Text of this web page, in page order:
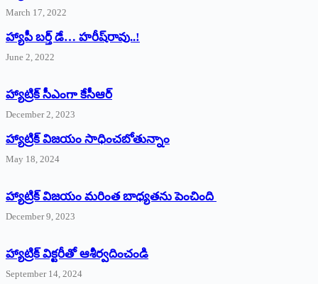
March 17, 2022
హ్యాపీ బర్త్ ‌డే… హరీష్‌రావు..!
June 2, 2022
హ్యాట్రిక్‌ ‌సీఎంగా కేసీఆర్‌
December 2, 2023
హ్యాట్రిక్‌ విజయం సాధించబోతున్నాం
May 18, 2024
హ్యాట్రిక్ విజయం మరింత బాధ్యతను పెంచింది
December 9, 2023
హ్యాట్రిక్‌ ‌విక్టరీతో ఆశీర్వదించండి
September 14, 2024